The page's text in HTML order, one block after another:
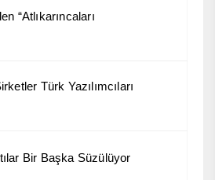
“Atlıkarıncaları
Türk Yazılımcıları
Bir Başka Süzülüyor